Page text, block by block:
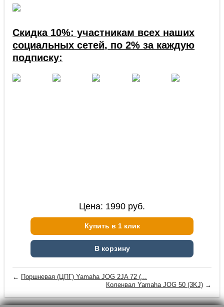
Скидка 10%: участникам всех наших
социальных сетей, по 2% за каждую
подписку:
Цена: 1990 руб.
Купить в 1 клик
В корзину
← Поршневая (ЦПГ) Yamaha JOG 2JA 72 (...
Коленвал Yamaha JOG 50 (3KJ)→